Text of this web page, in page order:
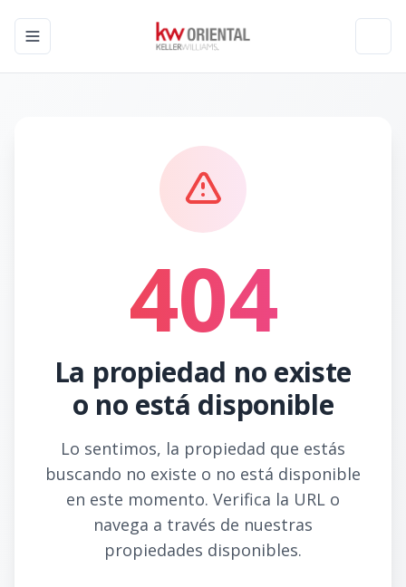
Toggle navigation menu
404
La propiedad no existe
o no está disponible
Lo sentimos, la propiedad que estás
buscando no existe o no está disponible
en este momento. Verifica la URL o
navega a través de nuestras
propiedades disponibles.